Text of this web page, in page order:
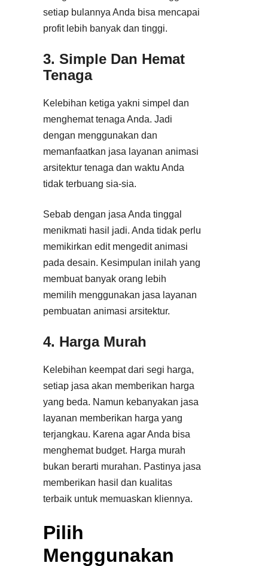
setiap bulannya Anda bisa mencapai
profit lebih banyak dan tinggi.
3. Simple Dan Hemat
Tenaga
Kelebihan ketiga yakni simpel dan
menghemat tenaga Anda. Jadi
dengan menggunakan dan
memanfaatkan jasa layanan animasi
arsitektur tenaga dan waktu Anda
tidak terbuang sia-sia.
Sebab dengan jasa Anda tinggal
menikmati hasil jadi. Anda tidak perlu
memikirkan edit mengedit animasi
pada desain. Kesimpulan inilah yang
membuat banyak orang lebih
memilih menggunakan jasa layanan
pembuatan animasi arsitektur.
4. Harga Murah
Kelebihan keempat dari segi harga,
setiap jasa akan memberikan harga
yang beda. Namun kebanyakan jasa
layanan memberikan harga yang
terjangkau. Karena agar Anda bisa
menghemat budget. Harga murah
bukan berarti murahan. Pastinya jasa
memberikan hasil dan kualitas
terbaik untuk memuaskan kliennya.
Pilih
Menggunakan